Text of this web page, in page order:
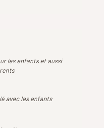
les enfants et aussi
avec les enfants